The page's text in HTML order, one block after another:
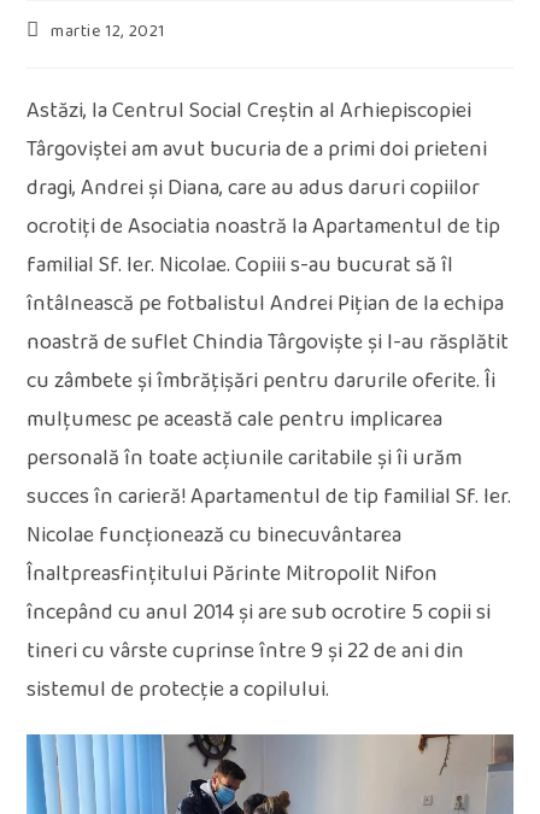
Postmartie 12, 2021
Astăzi, la Centrul Social Creștin al Arhiepiscopiei
Târgoviștei am avut bucuria de a primi doi prieteni
dragi, Andrei și Diana, care au adus daruri copiilor
ocrotiți de Asociatia noastră la Apartamentul de tip
familial Sf. Ier. Nicolae. Copiii s-au bucurat să îl
întâlnească pe fotbalistul Andrei Pițian de la echipa
noastră de suflet Chindia Târgoviște și l-au răsplătit
cu zâmbete și îmbrățișări pentru darurile oferite. Îi
mulțumesc pe această cale pentru implicarea
personală în toate acțiunile caritabile și îi urăm
succes în carieră! Apartamentul de tip familial Sf. Ier.
Nicolae funcționează cu binecuvântarea
Înaltpreasfințitului Părinte Mitropolit Nifon
începând cu anul 2014 și are sub ocrotire 5 copii si
tineri cu vârste cuprinse între 9 și 22 de ani din
sistemul de protecție a copilului.